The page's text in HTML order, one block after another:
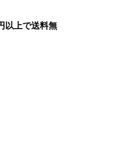
以上で送料無